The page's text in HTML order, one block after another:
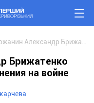
Брижатенко
на войне